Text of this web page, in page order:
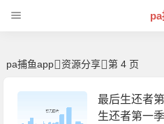
科技新闻资讯及软件技巧以及互联网
pa捕鱼app 资源分享 第 4 页
最后生还者
生还者第一